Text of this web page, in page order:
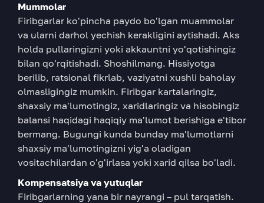
Mummolar
Firibgarlar ko'pincha paydo bo'lgan muammolar
va ularni darhol yechish kerakligini aytishadi. Aks
holda pullaringizni yoki akkauntni yo'qotishingiz
bilan qo'rqitishadi. Shoshilmang. Hissiyotga
berilib, ratsional fikrlab, vaziyatni xushli baholay
olmasligingiz mumkin. Firibgar kartalaringiz,
shaxsiy ma'lumotingiz, xaridlaringiz va hisobingiz
balansi haqidagi haqiqiy ma'lumot berishiga e'tibor
bermang. Bugungi kunda bunday ma'lumotlarni
shaxsiy ma'lumotingizni yig'a oladigan
vositachilardan o'g'irlasa yoki xarid qilsa bo'ladi.
Kompensatsiya va yutuqlar
Firibgarlarning yana bir nayrangi – pul tarqatish.